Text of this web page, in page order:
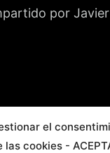
el
las cookies -
por
DE